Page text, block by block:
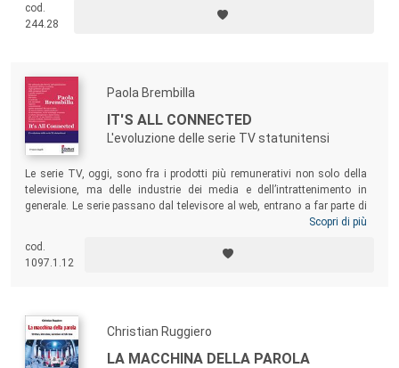
l’ascesa della blogosfera come la prova più marcata dell’impatto
prodotto dalla partecipazione degli utenti sui grandi media tradizionali.
cod.
244.28
Paola Brembilla
IT'S ALL CONNECTED
L'evoluzione delle serie TV statunitensi
Le serie TV, oggi, sono fra i prodotti più remunerativi non solo della
televisione, ma delle industrie dei media e dell’intrattenimento in
generale. Le serie passano dal televisore al web, entrano a far parte di
trans-mediali, danno vita a network di relazioni istituzionali,
mediascape
e alla cultura contemporanea, leggendole come il risultato
di un lungo processo di evoluzione
Scopri di più
cod.
1097.1.12
Christian Ruggiero
LA MACCHINA DELLA PAROLA